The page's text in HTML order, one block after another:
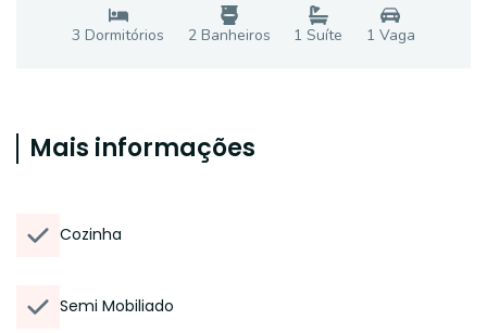
3 Dormitórios 2Banheiros 1 Suíte 1 Vaga
Mais informações
Cozinha
Semi Mobiliado